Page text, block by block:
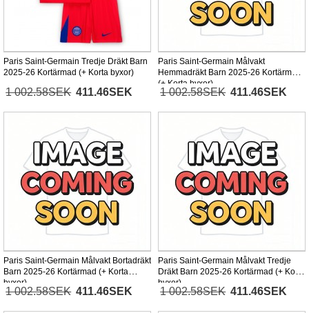
Paris Saint-Germain Tredje Dräkt Barn
2025-26 Kortärmad (+ Korta byxor)
1 002.58SEK 411.46SEK
Paris Saint-Germain Målvakt
Hemmadräkt Barn 2025-26 Kortärmad
(+ Korta byxor)
1 002.58SEK 411.46SEK
Paris Saint-Germain Målvakt Bortadräkt
Barn 2025-26 Kortärmad (+ Korta
byxor)
1 002.58SEK 411.46SEK
Paris Saint-Germain Målvakt Tredje
Dräkt Barn 2025-26 Kortärmad (+ Korta
byxor)
1 002.58SEK 411.46SEK